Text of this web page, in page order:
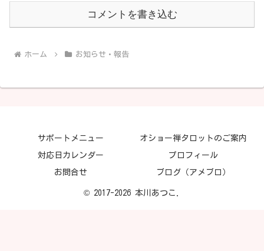
コメントを書き込む
ホーム お知らせ・報告
サポートメニュー オショー禅タロットのご案内
対応日カレンダー プロフィール
お問合せ ブログ（アメブロ）
© 2017-2026 本川あつこ.